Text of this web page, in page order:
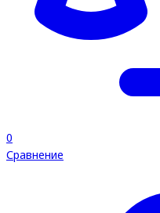
0
Сравнение